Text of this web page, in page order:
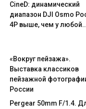
CineD: динамический
диапазон DJI Osmo
4P выше, чем у
«Вокруг пейзажа».
Выставка классиков
пейзажной
России
Pergear 50mm F/1.4.